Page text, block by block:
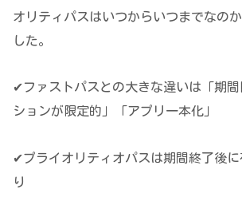
オリティパスはいつからいつまでなの
した。
✔ファストパスとの大きな違いは「期
ションが限定的」「アプリ一本化」
✔プライオリティオパスは期間終了後
り